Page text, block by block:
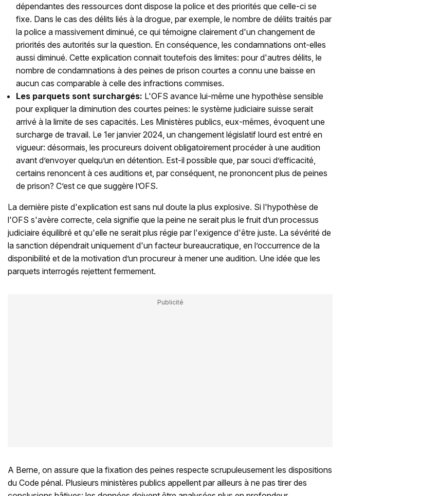
dépendantes des ressources dont dispose la police et des priorités que celle-ci se
fixe. Dans le cas des délits liés à la drogue, par exemple, le nombre de délits traités par
la police a massivement diminué, ce qui témoigne clairement d'un changement de
priorités des autorités sur la question. En conséquence, les condamnations ont-elles
aussi diminué. Cette explication connait toutefois des limites: pour d'autres délits, le
nombre de condamnations à des peines de prison courtes a connu une baisse en
aucun cas comparable à celle des infractions commises.
Les parquets sont surchargés: L'OFS avance lui-même une hypothèse sensible
pour expliquer la diminution des courtes peines: le système judiciaire suisse serait
arrivé à la limite de ses capacités. Les Ministères publics, eux-mêmes, évoquent une
surcharge de travail. Le 1er janvier 2024, un changement législatif lourd est entré en
vigueur: désormais, les procureurs doivent obligatoirement procéder à une audition
avant d’envoyer quelqu’un en détention. Est-il possible que, par souci d’efficacité,
certains renoncent à ces auditions et, par conséquent, ne prononcent plus de peines
de prison? C’est ce que suggère l’OFS.
La dernière piste d'explication est sans nul doute la plus explosive. Si l'hypothèse de
l'OFS s'avère correcte, cela signifie que la peine ne serait plus le fruit d’un processus
judiciaire équilibré et qu'elle ne serait plus régie par l'exigence d'être juste. La sévérité de
la sanction dépendrait uniquement d'un facteur bureaucratique, en l’occurrence de la
disponibilité et de la motivation d’un procureur à mener une audition. Une idée que les
parquets interrogés rejettent fermement.
A Berne, on assure que la fixation des peines respecte scrupuleusement les dispositions
du Code pénal. Plusieurs ministères publics appellent par ailleurs à ne pas tirer des